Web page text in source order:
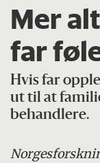
Mer
far
Hvis far
ut til at
behandlere.
Norges